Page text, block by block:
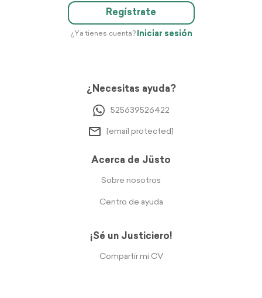
Regístrate
¿Ya tienes cuenta? Iniciar sesión
¿Necesitas ayuda?
525639526422
[email protected]
Acerca de Jüsto
Sobre nosotros
Centro de ayuda
¡Sé un Justiciero!
Compartir mi CV